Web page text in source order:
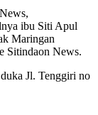
ibu Siti Apul
Maringan
Sitindaon News.
Jl. Tenggiri no